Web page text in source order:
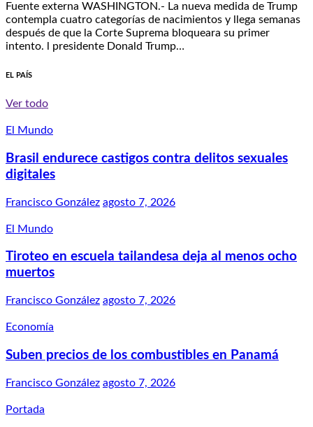
Fuente externa WASHINGTON.- La nueva medida de Trump
contempla cuatro categorías de nacimientos y llega semanas
después de que la Corte Suprema bloqueara su primer
intento. l presidente Donald Trump…
EL PAÍS
Ver todo
El Mundo
Brasil endurece castigos contra delitos sexuales
digitales
Francisco González agosto 7, 2026
El Mundo
Tiroteo en escuela tailandesa deja al menos ocho
muertos
Francisco González agosto 7, 2026
Economía
Suben precios de los combustibles en Panamá
Francisco González agosto 7, 2026
Portada